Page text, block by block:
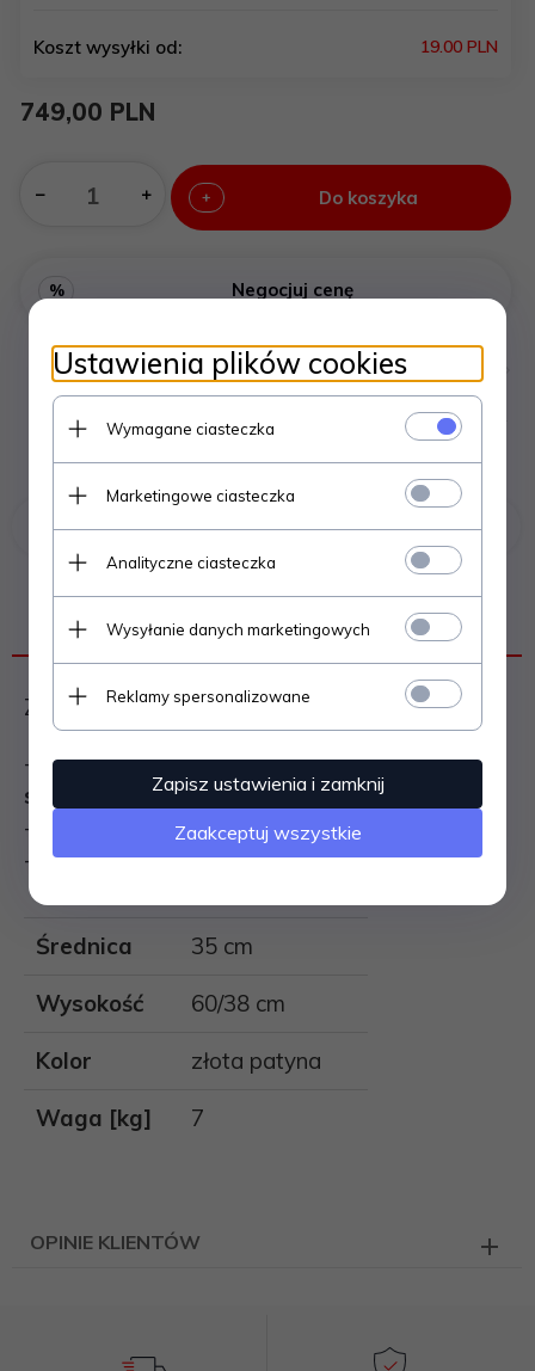
Koszt wysyłki od: 19.00 PLN
749,00 PLN
+ Do koszyka
% Negocjuj cenę
Poprzedni produkt Następny produkt
OPIS PRODUKTU
Zestaw kominkowy Beczka
- W zestawie:łopatka, zmiotka, pogrzebacz,
szczypce
- Spełnia także rolę kosza na drewno
- Kuty
Średnica
35 cm
Wysokość
60/38 cm
Kolor
złota patyna
Waga [kg]
7
OPINIE KLIENTÓW
Ustawienia plików cookies
Wymagane ciasteczka
Marketingowe ciasteczka
Analityczne ciasteczka
Wysyłanie danych marketingowych
Reklamy spersonalizowane
Zapisz ustawienia i zamknij
Zaakceptuj wszystkie